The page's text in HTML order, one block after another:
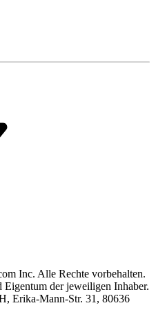
Inc. Alle Rechte vorbehalten.
der jeweiligen Inhaber.
Erika-Mann-Str. 31, 80636